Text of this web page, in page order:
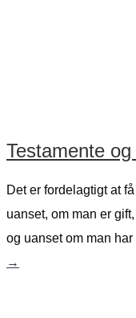
Testamente
Det er fordelagtigt at
uanset, om man er
og uanset om man
→